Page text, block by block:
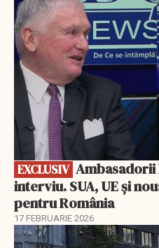
EXCLUSIV
interviu. SUA, UE și
pentru România
17 FEBRUARIE 2026